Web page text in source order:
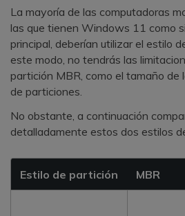
La mayoría de las computadoras
las que tienen Windows 11 como
principal, deberían utilizar el estilo
este modo, no tendrás las
partición MBR, como el tamaño de
de particiones.
No obstante, a continuación
detalladamente estos dos estilos
Estilo de partición MBR